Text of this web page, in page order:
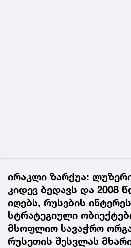
ირაკლი ზარქუა:
კიდევ ბედავს და 2008
იღებს, რუსების
სტრატეგიული
მსოფლიო სავაჭრო
რუსეთის შესვლას